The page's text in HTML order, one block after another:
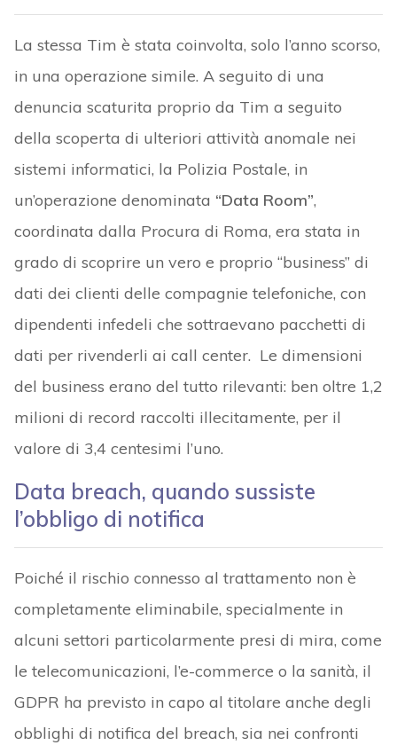
La stessa Tim è stata coinvolta, solo l’anno scorso,
in una operazione simile. A seguito di una
denuncia scaturita proprio da Tim a seguito
della scoperta di ulteriori attività anomale nei
sistemi informatici, la Polizia Postale, in
un’operazione denominata “Data Room”,
coordinata dalla Procura di Roma, era stata in
grado di scoprire un vero e proprio “business” di
dati dei clienti delle compagnie telefoniche, con
dipendenti infedeli che sottraevano pacchetti di
dati per rivenderli ai call center. Le dimensioni
del business erano del tutto rilevanti: ben oltre 1,2
milioni di record raccolti illecitamente, per il
valore di 3,4 centesimi l’uno.
Data breach, quando sussiste
l’obbligo di notifica
Poiché il rischio connesso al trattamento non è
completamente eliminabile, specialmente in
alcuni settori particolarmente presi di mira, come
le telecomunicazioni, l’e-commerce o la sanità, il
GDPR ha previsto in capo al titolare anche degli
obblighi di notifica del breach, sia nei confronti